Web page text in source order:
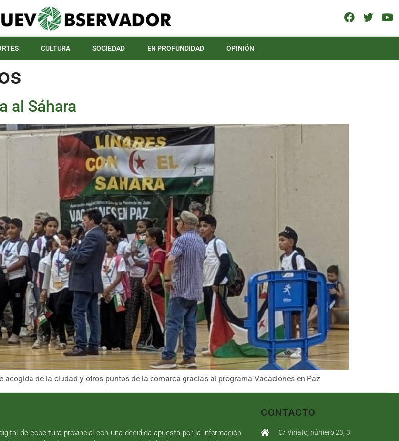
CULTURA SOCIEDAD EN PROFUNDIDAD OPINIÓN
al Sáhara
de la ciudad y otros puntos de la comarca gracias al programa Vacaciones en Paz
de cobertura provincial con una decidida apuesta por la información
CONTACTO
C/ Viriato, número 23, 3